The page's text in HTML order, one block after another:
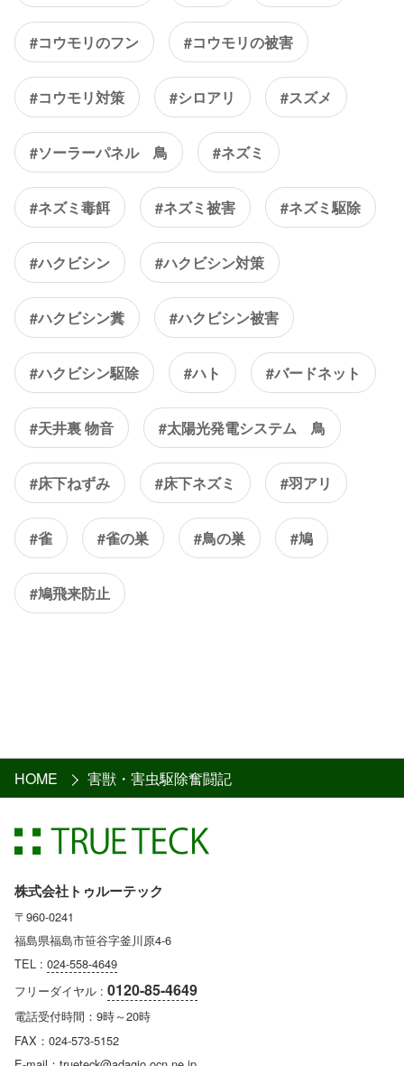
#コウモリのフン #コウモリの被害
#コウモリ対策 #シロアリ #スズメ
#ソーラーパネル 鳥 #ネズミ
#ネズミ毒餌 #ネズミ被害 #ネズミ駆除
#ハクビシン #ハクビシン対策
#ハクビシン糞 #ハクビシン被害
#ハクビシン駆除 #ハト #バードネット
#天井裏 物音 #太陽光発電システム 鳥
#床下ねずみ #床下ネズミ #羽アリ
#雀 #雀の巣 #鳥の巣 #鳩
#鳩飛来防止
HOME 害獣・害虫駆除奮闘記
株式会社トゥルーテック
〒960-0241
福島県福島市笹谷字釜川原4-6
TEL : 024-558-4649
フリーダイヤル : 0120-85-4649
電話受付時間：9時～20時
FAX：024-573-5152